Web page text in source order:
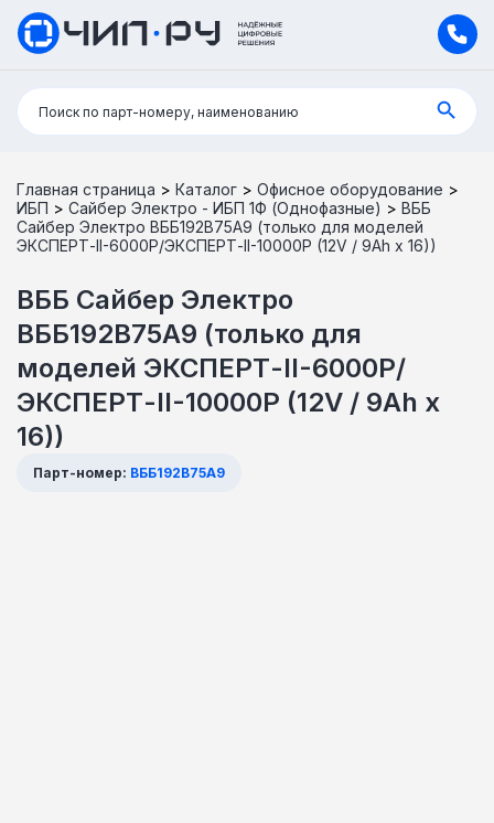
Поиск:
Поиск по парт-номеру, наименованию
Главная страница > Каталог > Офисное оборудование >
ИБП > Сайбер Электро - ИБП 1Ф (Однофазные) > ВББ
Сайбер Электро ВББ192В75А9 (только для моделей
ЭКСПЕРТ-II-6000Р/ЭКСПЕРТ-II-10000Р (12V / 9Ah х 16))
ВББ Сайбер Электро
ВББ192В75А9 (только для
моделей ЭКСПЕРТ-II-6000Р/
ЭКСПЕРТ-II-10000Р (12V / 9Ah х
16))
Парт-номер: ВББ192В75А9